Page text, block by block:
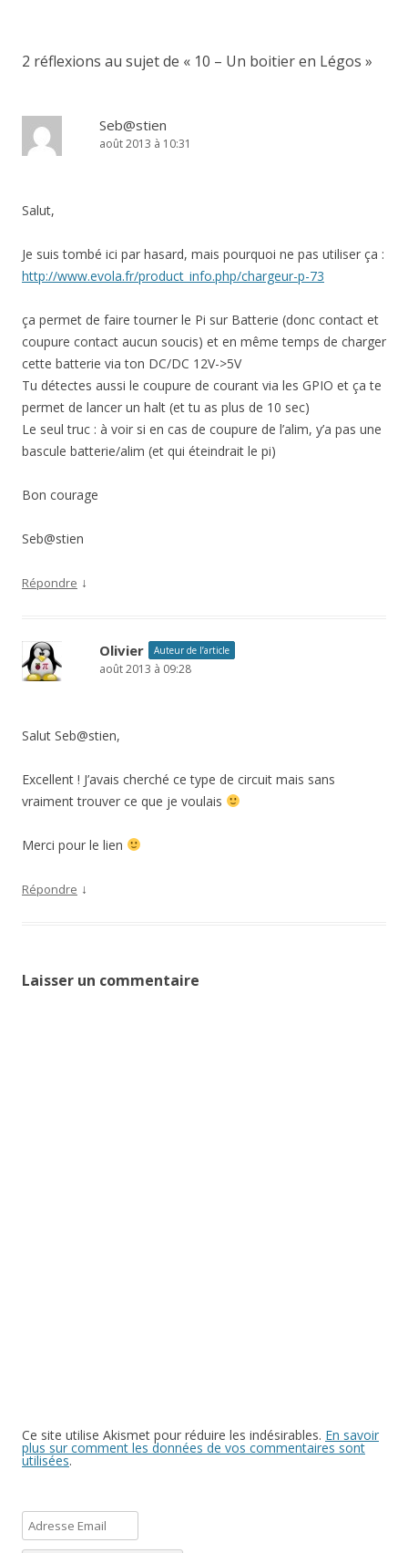
2 réflexions au sujet de « 10 – Un boitier en Légos »
Seb@stien
août 2013 à 10:31
Salut,
Je suis tombé ici par hasard, mais pourquoi ne pas utiliser ça :
http://www.evola.fr/product_info.php/chargeur-p-73
ça permet de faire tourner le Pi sur Batterie (donc contact et
coupure contact aucun soucis) et en même temps de charger
cette batterie via ton DC/DC 12V->5V
Tu détectes aussi le coupure de courant via les GPIO et ça te
permet de lancer un halt (et tu as plus de 10 sec)
Le seul truc : à voir si en cas de coupure de l’alim, y’a pas une
bascule batterie/alim (et qui éteindrait le pi)
Bon courage
Seb@stien
Répondre ↓
Olivier Auteur de l’article
août 2013 à 09:28
Salut Seb@stien,
Excellent ! J’avais cherché ce type de circuit mais sans
vraiment trouver ce que je voulais
Merci pour le lien
Répondre ↓
Laisser un commentaire
Ce site utilise Akismet pour réduire les indésirables. En savoir
plus sur comment les données de vos commentaires sont
utilisées.
d